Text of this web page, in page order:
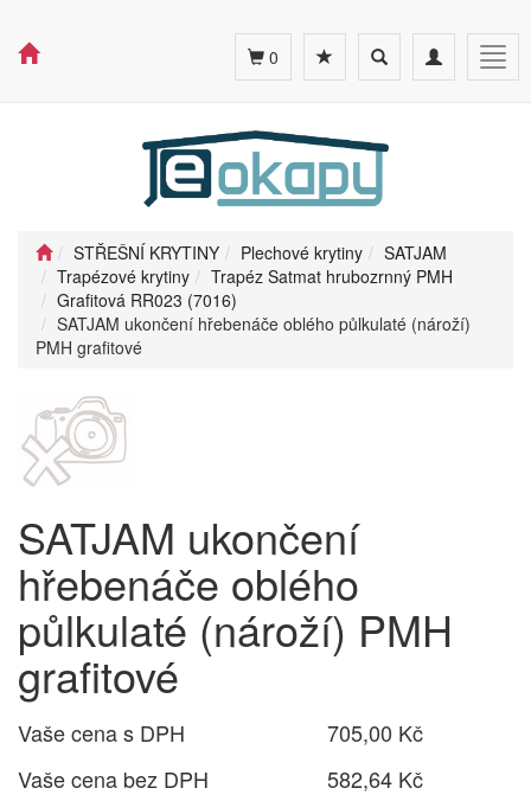
Toggle
navigation
Toggle
search
0
STŘEŠNÍ KRYTINY Plechové krytiny
SATJAM
Trapézové krytiny
Trapéz Satmat hrubozrnný PMH
Grafitová RR023 (7016)
SATJAM ukončení hřebenáče oblého půlkulaté (nároží)
PMH grafitové
SATJAM ukončení
hřebenáče oblého
půlkulaté (nároží) PMH
grafitové
Vaše cena s DPH
705,00 Kč
Vaše cena bez DPH
582,64 Kč